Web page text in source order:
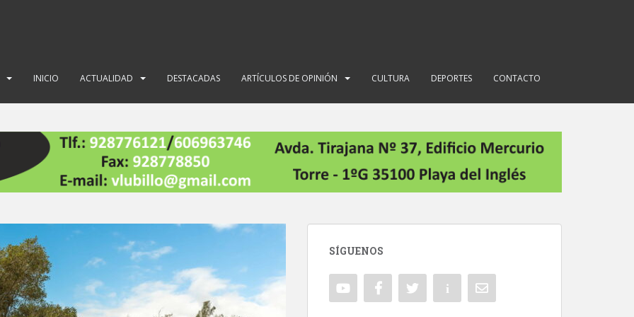
INICIO ACTUALIDAD DESTACADAS ARTÍCULOS DE OPINIÓN CULTURA DEPORTES CONTACTO
SÍGUENOS